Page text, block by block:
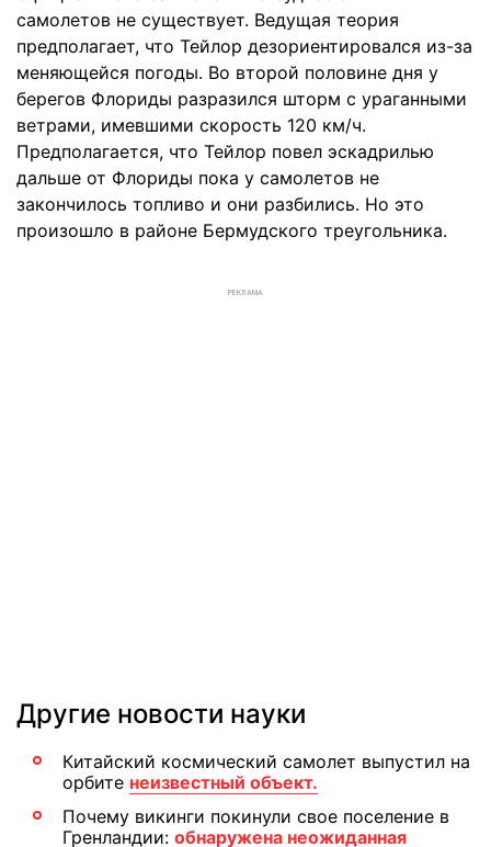
самолетов не существует. Ведущая теория
предполагает, что Тейлор дезориентировался из-за
меняющейся погоды. Во второй половине дня у
берегов Флориды разразился шторм с ураганными
ветрами, имевшими скорость 120 км/ч.
Предполагается, что Тейлор повел эскадрилью
дальше от Флориды пока у самолетов не
закончилось топливо и они разбились. Но это
произошло в районе Бермудского треугольника.
РЕКЛАМА
Другие новости науки
Китайский космический самолет выпустил на
орбите неизвестный объект.
Почему викинги покинули свое поселение в
Гренландии: обнаружена неожиданная